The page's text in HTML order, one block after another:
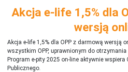
Akcja e-life 1,5% dla
wersją
Akcja e-life 1,5% dla OPP z darmową wersją
wszystkim OPP, uprawnionym do otrzymania
Program e-pity 2025 on-line aktywnie wspiera
Publicznego.